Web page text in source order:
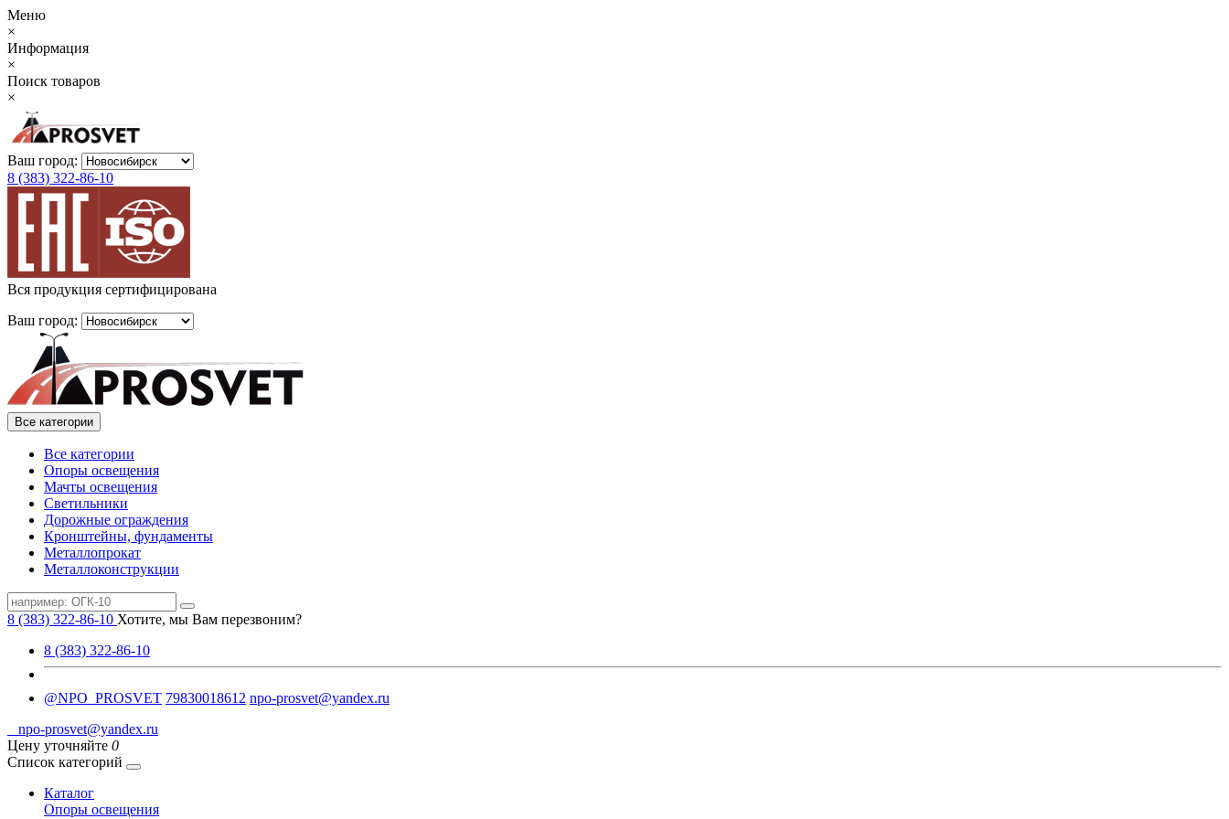
Меню
×
Информация
×
Поиск товаров
×
Ваш город:
8 (383) 322-86-10
Вся продукция сертифицирована
Ваш город:
Все категории
Все категории
Опоры освещения
Мачты освещения
Светильники
Дорожные ограждения
Кронштейны, фундаменты
Металлопрокат
Металлоконструкции
8 (383) 322-86-10 Хотите, мы Вам перезвоним?
8 (383) 322-86-10
@NPO_PROSVET 79830018612 npo-prosvet@yandex.ru
npo-prosvet@yandex.ru
Цену уточняйте 0
Список категорий
Каталог
Опоры освещения